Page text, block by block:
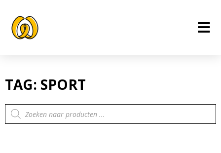
inhoud
TAG: SPORT
Producten
zoeken